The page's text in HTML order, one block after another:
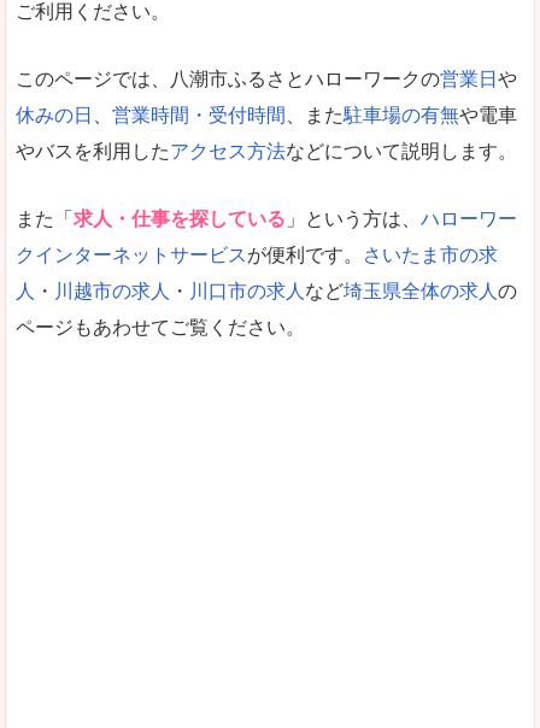
ご利用ください。
このページでは、八潮市ふるさとハローワークの営業日 や
休みの日
営業時間・受付時間 、また駐車場の有無や電車
やバスを利用したアクセス方法などについて説明します。
また「 求人・仕事を探している 」という方は、 ハローワー
クインターネットサービスが便利です。
さいたま市の求
人
・ 川越市の求人 ・ 川口市の求人 など埼玉県全体の求人 の
ページもあわせてご覧ください。